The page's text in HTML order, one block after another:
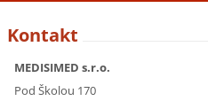
Kontakt
MEDISIMED s.r.o.
Pod Školou 170